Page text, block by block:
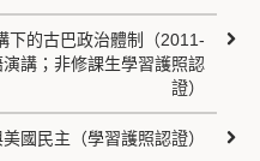
下的古巴政治體制（2011-
講；非修課生學習護照認
證）
國民主（學習護照認證）